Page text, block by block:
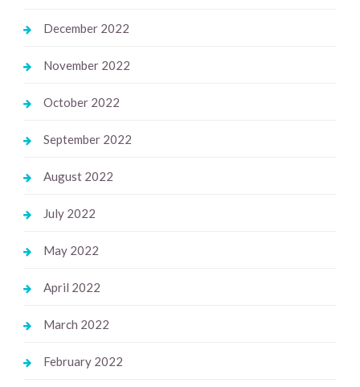
December 2022
November 2022
October 2022
September 2022
August 2022
July 2022
May 2022
April 2022
March 2022
February 2022